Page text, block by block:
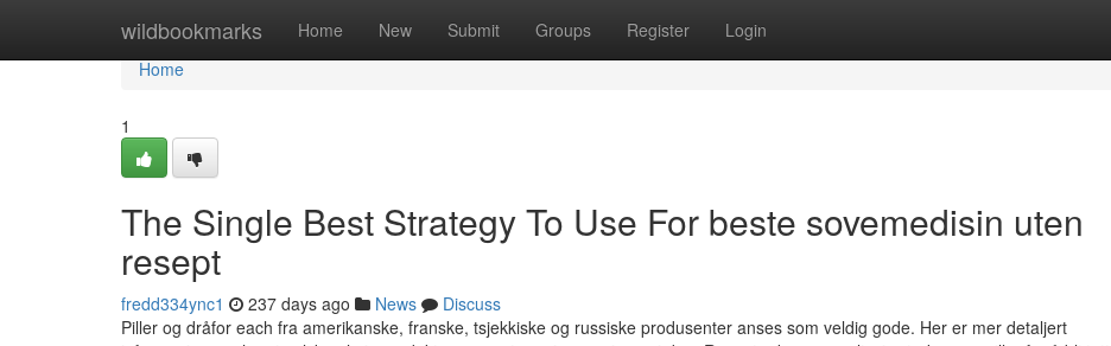
wildbookmarks Home New Submit Groups Register Login
Home
Home
1
The Single Best Strategy To Use For beste sovemedisin uten
resept
fredd334ync1 237 days ago News
Discuss
Piller og dråfor each fra amerikanske, franske, tsjekkiske og russiske produsenter anses som veldig gode. Her er mer detaljert